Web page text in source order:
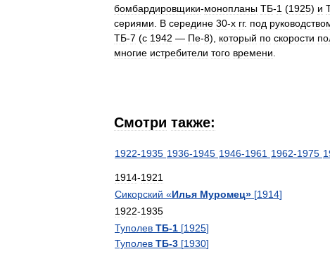
бомбардировщики-монопланы ТБ-1 (1925) и
сериями
В середине 30-х гг. под
ТБ-7 (с 1942 — Пе-8), который по скорости
многие истребители того времени
Смотри также:
1922-1935 1936-1945 1946-1961 1962-1975
1914-1921
Сикорский «Илья Муромец» [1914]
1922-1935
Туполев ТБ-1 [1925]
Туполев ТБ-3 [1930]